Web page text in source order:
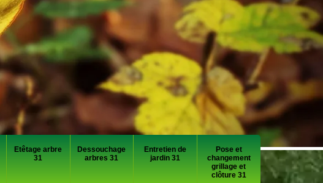
Etêtage arbre
31
Dessouchage
arbres 31
Entretien de
jardin 31
Pose et
changement
grillage et
clôture 31